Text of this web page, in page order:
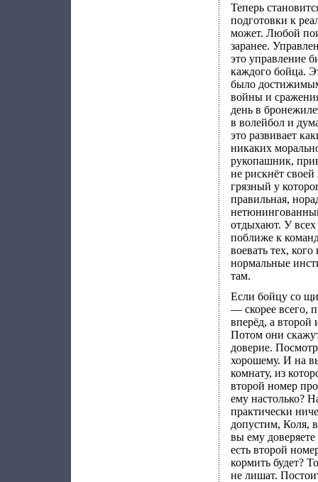
Теперь
подготовки к
может. Любой
заранее.
это управление
каждого бойца.
было
войны и
день в
в волейбол и
это развивает
никаких
рукопашник,
не рискнёт
грязный у
правильная,
отдыхают. У всех
поближе к
воевать тех,
нормальные
там.
Если бойцу со
— скорее всего,
вперёд, а второй
Потом они
доверие.
хорошему. И на
комнату, из
второй номер
ему настолько?
практически
допустим, Коля,
вы ему
есть второй
кормить будет?
не лишат.